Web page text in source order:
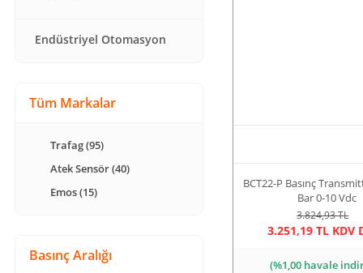
Endüstriyel Otomasyon
Tüm Markalar
Trafag (95)
Atek Sensör (40)
Emos (15)
Basınç Aralığı
BCT22-P Basınç
Bar 0-10 Vdc
3.824,93 TL
3.251,19 TL KDV
(%1,00 havale